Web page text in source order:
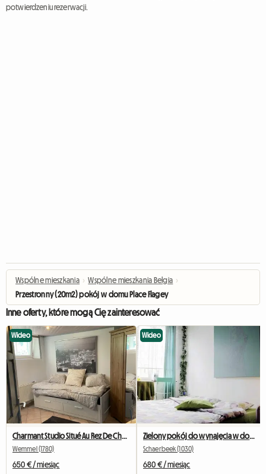
potwierdzeniu rezerwacji.
Wspólne mieszkania › Wspólne mieszkania Belgia ›
Przestronny (20m2) pokój w domu Place Flagey
Inne oferty, które mogą Cię zainteresować
Wideo
Charmant Studio Situé Au Rez De Chaussée
Wemmel (1780)
650 € / miesiąc
Wideo
Zielony pokój do wynajęcia w domu w Brukseli
Schaerbeek (1030)
680 € / miesiąc